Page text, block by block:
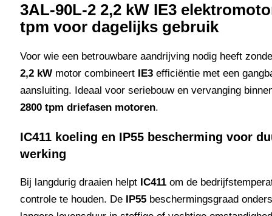
3AL-90L-2 2,2 kW IE3
tpm voor dagelijks gebruik
Voor wie een betrouwbare aandrijving nodig heeft
2,2 kW motor combineert IE3 efficiëntie met een
aansluiting. Ideaal voor seriebouw en vervanging
2800 tpm driefasen motoren.
IC411 koeling en IP55 bescherming voor
werking
Bij langdurig draaien helpt IC411 om de
controle te houden. De
IP55 beschermingsgraad